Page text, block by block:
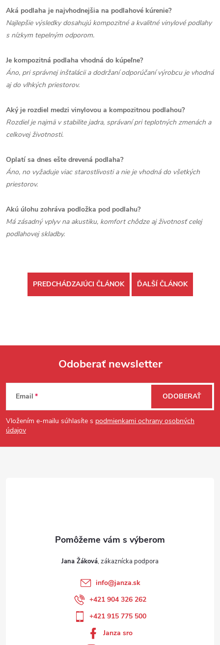
Aká podlaha je najvhodnejšia na podlahové kúrenie?
Najlepšie výsledky dosahujú kompozitné a kvalitné vinylové podlahy
s nízkym tepelným odporom.
Je kompozitná podlaha vhodná do kúpeľne?
Áno, pri správnej inštalácii a dodržaní odporúčaní výrobcu je vhodná
aj do vlhkých priestorov.
Aký je rozdiel medzi vinylovou a kompozitnou podlahou?
Rozdiel je najmä v stabilite jadra, správaní pri teplotných zmenách a
celkovej životnosti.
Oplatí sa dnes ešte drevená podlaha?
Áno, no vyžaduje viac starostlivosti a nie je vhodná do všetkých
priestorov.
Akú úlohu zohráva podložka pod podlahu?
Má zásadný vplyv na akustiku, komfort chôdze aj životnosť celej
podlahovej skladby.
PREDCHÁDZAJÚCI ČLÁNOK ĎALŠÍ ČLÁNOK
Zápätie
Odoberať newsletter
Email
Vložením e-mailu súhlasíte s podmienkami ochrany osobných
údajov
ODOBERAŤ
Jana Žáková
info@janza.sk
+421 904 326 262
+421 915 775 500
Janza sro